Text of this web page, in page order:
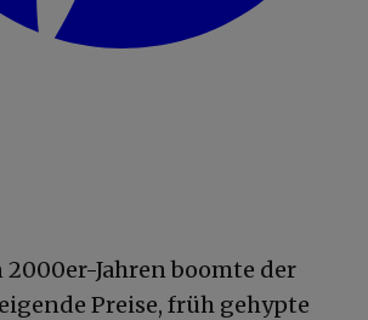
Jahren boomte der
Preise, früh gehypte